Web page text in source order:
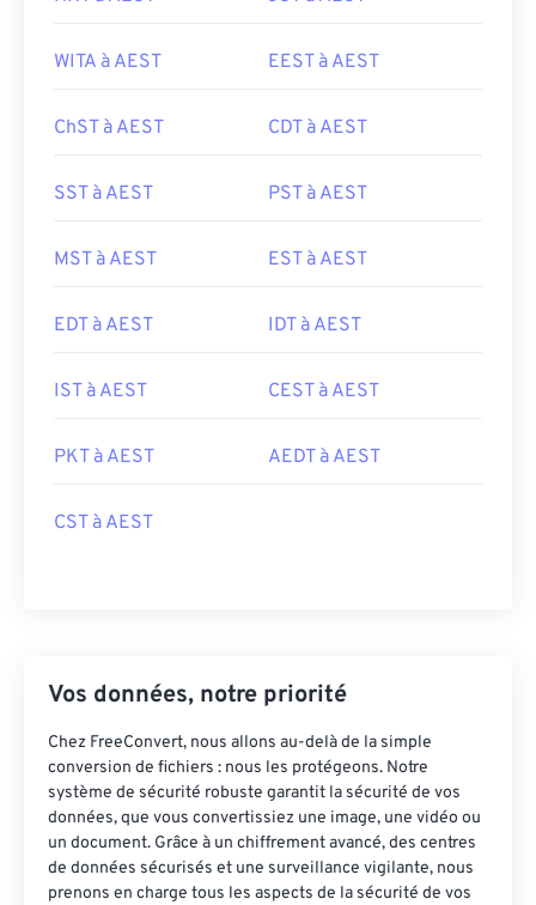
WITA à AEST EEST à AEST
ChST à AEST CDT à AEST
SST à AEST PST à AEST
MST à AEST EST à AEST
EDT à AEST IDT à AEST
IST à AEST CEST à AEST
PKT à AEST AEDT à AEST
CST à AEST
Vos données, notre priorité
Chez FreeConvert, nous allons au-delà de la simple
conversion de fichiers : nous les protégeons. Notre
système de sécurité robuste garantit la sécurité de vos
données, que vous convertissiez une image, une vidéo ou
un document. Grâce à un chiffrement avancé, des centres
de données sécurisés et une surveillance vigilante, nous
prenons en charge tous les aspects de la sécurité de vos